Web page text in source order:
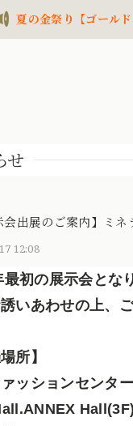
夏の金祭り【ゴール
せ
会出展のご案内】ミ
12:08
初の展示会とな
いあわせの上、
所】
ッションセンタ